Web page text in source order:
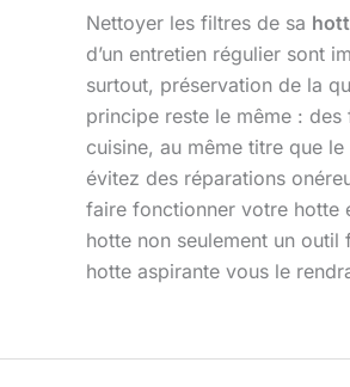
Nettoyer les filtres de sa
d’un entretien régulier sont
surtout, préservation de la
principe reste le même :
cuisine, au même titre que
évitez des réparations
faire fonctionner votre hotte
hotte non seulement un
hotte aspirante vous le